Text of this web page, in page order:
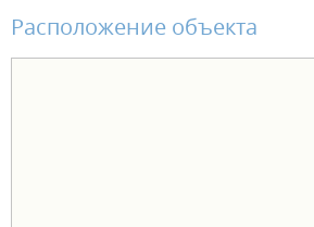
комплект санфаянса (унитаз, раковина). В
натяжной потолок, ламинат, обои
основе, установлены межкомнатные двери
Расположение объекта